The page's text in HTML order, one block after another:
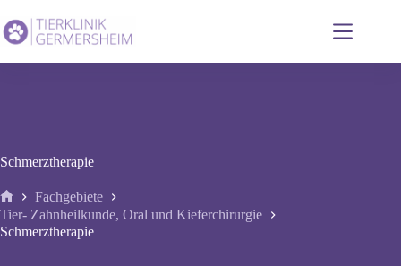
Inhalt
springen
Schmerztherapie
Start
Fachgebiete
Tier- Zahnheilkunde, Oral und Kieferchirurgie
Schmerztherapie